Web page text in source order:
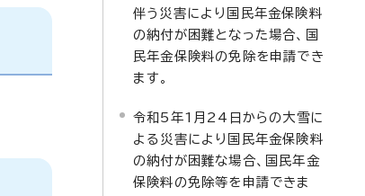
伴う災害により国民年金保険料
の納付が困難となった場合、国
民年金保険料の免除を申請でき
ます。
令和5年1月24日からの大雪に
よる災害により国民年金保険料
の納付が困難な場合、国民年金
保険料の免除等を申請できま